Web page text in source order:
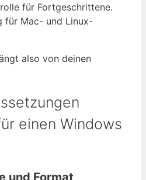
für Fortgeschrittene.
für Mac- und Linux-
also von deinen
einen Windows